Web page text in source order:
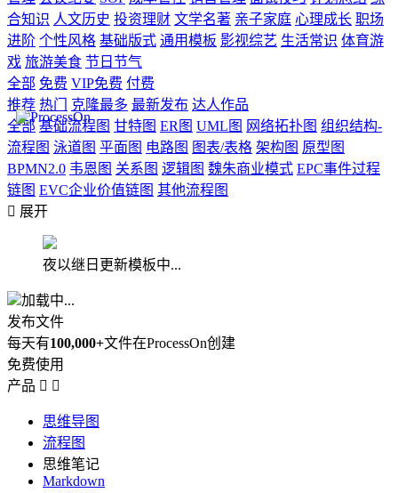
合知识 人文历史 投资理财 文学名著 亲子家庭 心理成长 职场
进阶 个性风格 基础版式 通用模板 影视综艺 生活常识 体育游
戏 旅游美食 节日节气
全部 免费 VIP免费 付费
推荐 热门 克隆最多 最新发布 达人作品
全部 基础流程图 甘特图 ER图 UML图 网络拓扑图 组织结构-
流程图 泳道图 平面图 电路图 图表/表格 架构图 原型图
BPMN2.0 韦恩图 关系图 逻辑图 魏朱商业模式 EPC事件过程
链图 EVC企业价值链图 其他流程图
 展开
夜以继日更新模板中...
加载中...
发布文件
每天有100,000+文件在ProcessOn创建
免费使用
产品  
思维导图
流程图
思维笔记
Markdown